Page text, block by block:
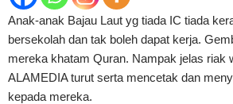
Anak-anak Bajau Laut yg tiada IC tiada
bersekolah dan tak boleh dapat kerja.
mereka khatam Quran. Nampak jelas riak
ALAMEDIA turut serta mencetak dan
kepada mereka.